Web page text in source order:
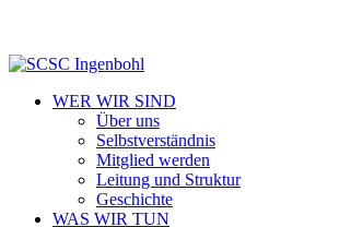
WER WIR SIND
Über uns
Selbstverständnis
Mitglied werden
Leitung und Struktur
Geschichte
WAS WIR TUN